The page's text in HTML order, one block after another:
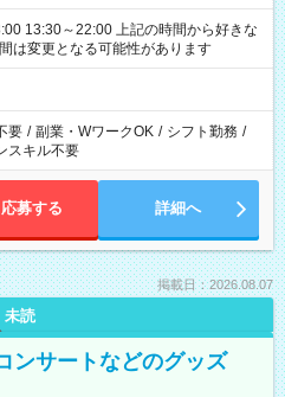
上記の時間から好きな
は変更となる可能性があります
要 / 副業・WワークOK / シフト勤務 /
スキル不要
応募する 詳細へ
掲載日：2026.08.07
未読
ンサートなどのグッズ